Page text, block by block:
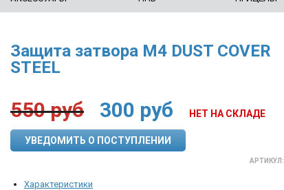
Защита затвора M4 DUST COVER
STEEL
550 руб 300 руб НЕТ НА СКЛАДЕ
АРТИКУЛ:
УВЕДОМИТЬ О ПОСТУПЛЕНИИ
Характеристики